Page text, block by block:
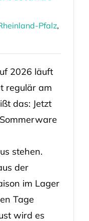
Pfalz,
2026 läuft
regulär am
das: Jetzt
stehen.
der
im Lager
Tage
wird es